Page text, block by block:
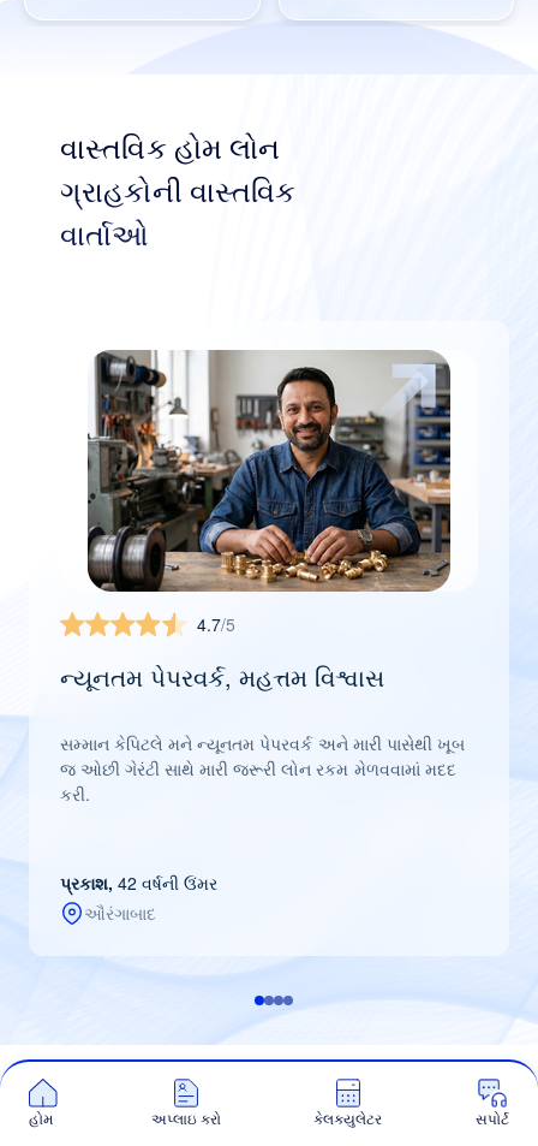
વાસ્તવિક હોમ લોન
ગ્રાહકોની વાસ્તવિક
વાર્તાઓ
4.7/5
ન્યૂનતમ પેપરવર્ક, મહત્તમ વિશ્વાસ
સમ્માન કેપિટલે મને ન્યૂનતમ પેપરવર્ક અને મારી પાસેથી ખૂબ
જ ઓછી ગેરંટી સાથે મારી જરૂરી લોન રકમ મેળવવામાં મદદ
કરી.
પ્રકાશ, 42 વર્ષની ઉંમર
ઔરંગાબાદ
હોમ અપ્લાઇ કરો કેલક્યુલેટર સપોર્ટ